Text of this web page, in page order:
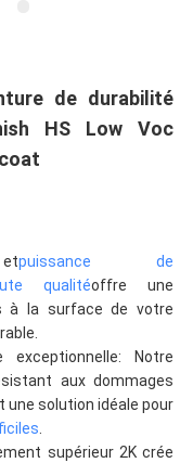
de durabilité
HS Low Voc
puissance de
qualitéoffre une
à la surface de votre
exceptionnelle: Notre
aux dommages
solution idéale pour
.
supérieur 2K crée